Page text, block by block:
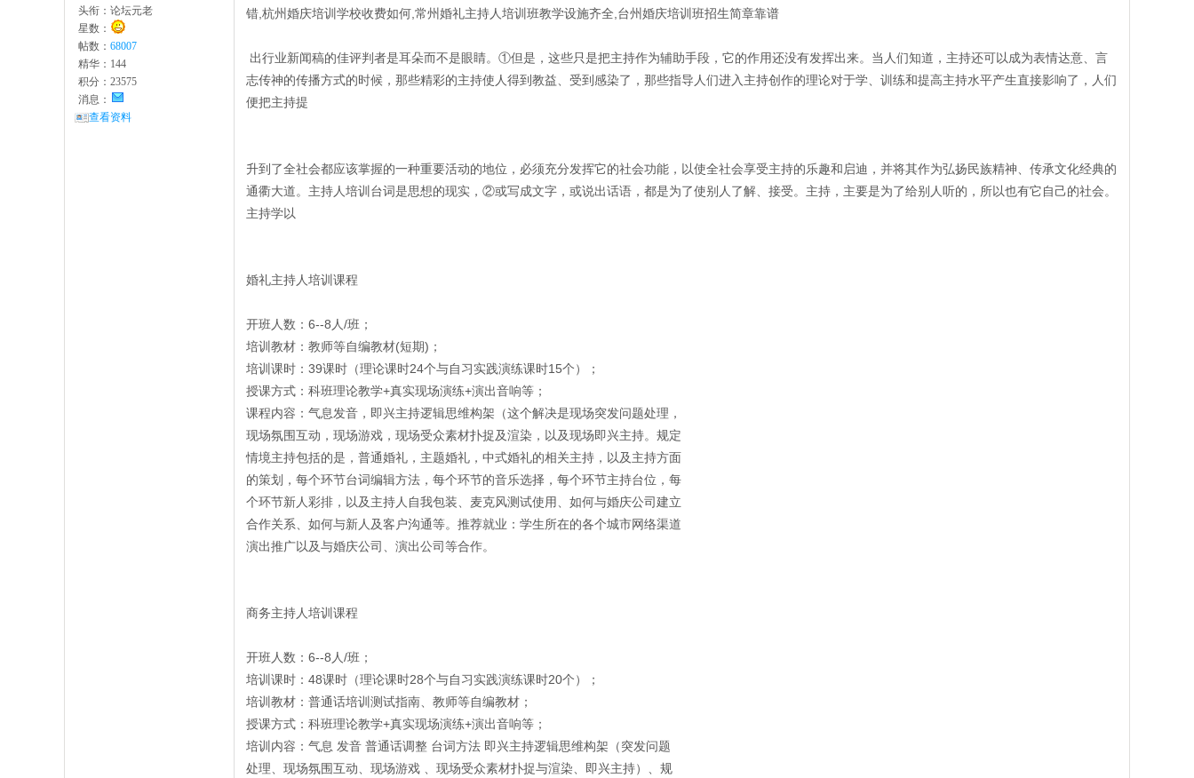
头衔： 论坛元老
星数：
帖数： 68007
精华： 144
积分： 23575
消息：
查看资料
错,杭州婚庆培训学校收费如何,常州婚礼主持人培训班教学设施齐全,台州婚庆培训班招生简章靠谱
出行业新闻稿的佳评判者是耳朵而不是眼睛。①但是，这些只是把主持作为辅助手段，它的作用还没有发挥出来。当人们知道，主持还可以成为表情达意、言
志传神的传播方式的时候，那些精彩的主持使人得到教益、受到感染了，那些指导人们进入主持创作的理论对于学、训练和提高主持水平产生直接影响了，人们
便把主持提
升到了全社会都应该掌握的一种重要活动的地位，必须充分发挥它的社会功能，以使全社会享受主持的乐趣和启迪，并将其作为弘扬民族精神、传承文化经典的
通衢大道。主持人培训台词是思想的现实，②或写成文字，或说出话语，都是为了使别人了解、接受。主持，主要是为了给别人听的，所以也有它自己的社会。
主持学以
婚礼主持人培训课程
开班人数：6--8人/班；
培训教材：教师等自编教材(短期)；
培训课时：39课时（理论课时24个与自习实践演练课时15个）；
授课方式：科班理论教学+真实现场演练+演出音响等；
课程内容：气息发音，即兴主持逻辑思维构架（这个解决是现场突发问题处理，
现场氛围互动，现场游戏，现场受众素材扑捉及渲染，以及现场即兴主持。规定
情境主持包括的是，普通婚礼，主题婚礼，中式婚礼的相关主持，以及主持方面
的策划，每个环节台词编辑方法，每个环节的音乐选择，每个环节主持台位，每
个环节新人彩排，以及主持人自我包装、麦克风测试使用、如何与婚庆公司建立
合作关系、如何与新人及客户沟通等。推荐就业：学生所在的各个城市网络渠道
演出推广以及与婚庆公司、演出公司等合作。
商务主持人培训课程
开班人数：6--8人/班；
培训课时：48课时（理论课时28个与自习实践演练课时20个）；
培训教材：普通话培训测试指南、教师等自编教材；
授课方式：科班理论教学+真实现场演练+演出音响等；
培训内容：气息 发音 普通话调整 台词方法 即兴主持逻辑思维构架（突发问题
处理、现场氛围互动、现场游戏 、现场受众素材扑捉与渲染、即兴主持）、规